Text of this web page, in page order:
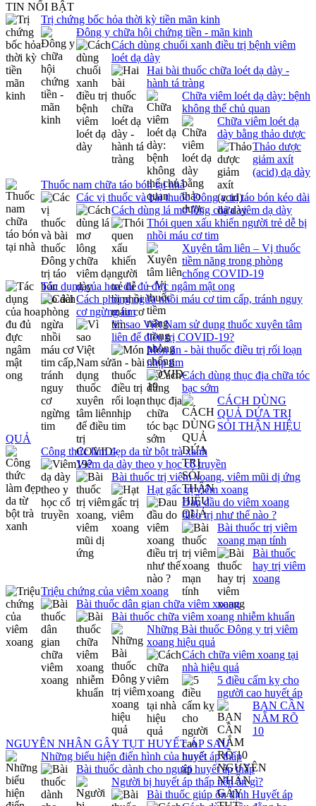
TIN NỔI BẬT
Trị chứng bốc hỏa thời kỳ tiền mãn kinh
Đông y chữa hội chứng tiền - mãn kinh
Cách dùng chuối xanh điều trị bệnh viêm
loét dạ dày
Hai bài thuốc chữa loét dạ dày -
hành tá tràng
Chữa viêm loét dạ dày: bệnh
không thể chủ quan
Chữa viêm loét dạ
dày bằng thảo dược
Thảo dược
giảm axít
(acid) dạ dày
Thuốc nam chữa táo bón tại nhà
Các vị thuốc và bài thuốc Đông y trị táo bón kéo dài
Cách dùng lá mơ lông chữa viêm dạ dày
Thói quen xấu khiến người trẻ dễ bị
nhồi máu cơ tim
Xuyên tâm liên – Vị thuốc
tiềm năng trong phòng
chống COVID-19
Tác dụng của hoa đu đủ đực ngâm mật ong
Cách phòng ngừa nhồi máu cơ tim cấp, tránh nguy
cơ ngừng tim
Vì sao Việt Nam sử dụng thuốc xuyên tâm
liên để điều trị COVID-19?
Món ăn - bài thuốc điều trị rối loạn
nhịp tim
Cách dùng thục địa chữa tóc
bạc sớm
CÁCH DÙNG
QUẢ DỨA TRỊ
SỎI THẬN HIỆU
QUẢ
Công thức làm đẹp da từ bột trà xanh
Viêm dạ dày theo y học cổ truyền
Bài thuốc trị viêm xoang, viêm mũi dị ứng
Hạt gấc trị viêm xoang
Đau đầu do viêm xoang
điều trị như thế nào ?
Bài thuốc trị viêm
xoang mạn tính
Bài thuốc
hay trị viêm
xoang
Triệu chứng của viêm xoang
Bài thuốc dân gian chữa viêm xoang
Bài thuốc chữa viêm xoang nhiễm khuẩn
Những Bài thuốc Đông y trị viêm
xoang hiệu quả
Cách chữa viêm xoang tại
nhà hiệu quả
5 điều cấm kỵ cho
người cao huyết áp
BẠN CẦN
NẮM RÕ
10
NGUYÊN NHÂN GÂY TỤT HUYẾT ÁP SAU
Những biểu hiện điển hình của huyết áp thấp
Bài thuốc dành cho người huyết áp thấp
Người bị huyết áp thấp nên ăn gì?
Bài thuốc giúp ổn định Huyết áp